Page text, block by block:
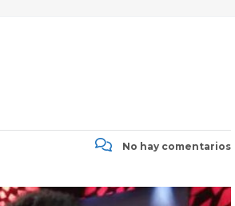
No hay comentarios